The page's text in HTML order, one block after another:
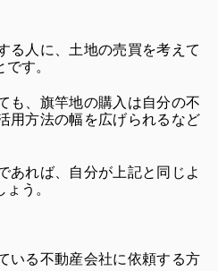
る人に、土地の売買を考えて
す。
も、旗竿地の購入は自分の不
用方法の幅を広げられるなど
あれば、自分が上記と同じよ
う。
いる不動産会社に依頼する方